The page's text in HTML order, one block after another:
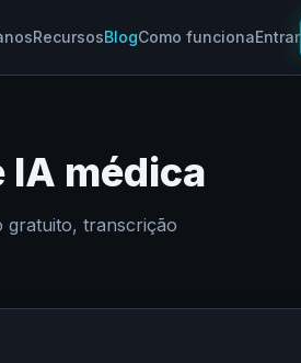
RecursosBlogComo funcionaEntrar
médica
gratuito, transcrição